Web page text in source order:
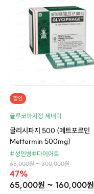
할인
글루코파지정 제네릭
글리시파지 500 (메트포르민
Metformin 500mg)
#성인병#다이어트
65,000원 ~ 300,000원
47%
65,000원 ~ 160,000원